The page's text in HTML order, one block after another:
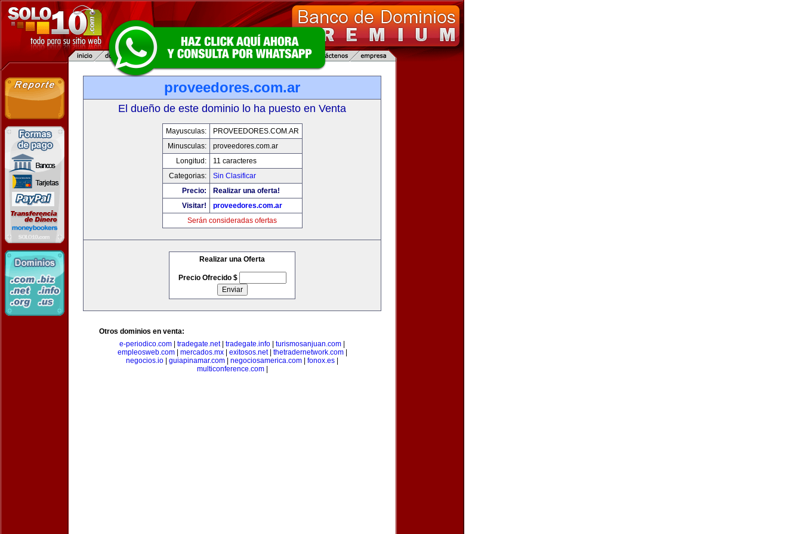
proveedores.com.ar
El dueño de este dominio lo ha puesto en Venta
Mayusculas:
PROVEEDORES.COM.AR
Minusculas:
proveedores.com.ar
Longitud:
11 caracteres
Categorias:
Sin Clasificar
Precio:
Realizar una oferta!
Visitar!
proveedores.com.ar
Serán consideradas ofertas
Realizar una Oferta
Precio Ofrecido $
Otros dominios en venta:
e-periodico.com
tradegate.net| tradegate.info turismosanjuan.com
empleosweb.com| mercados.mx| exitosos.net| thetradernetwork.com|
negocios.io
guiapinamar.com negociosamerica.com fonox.es
multiconference.com|